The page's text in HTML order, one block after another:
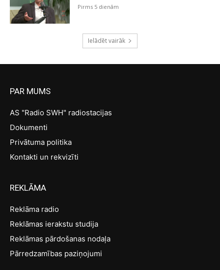
Pirms 5 dienām
Ielādēt vairāk
PAR MUMS
AS "Radio SWH" radiostacijas
Dokumenti
Privātuma politika
Kontakti un rekvizīti
REKLĀMA
Reklāma radio
Reklāmas ierakstu studija
Reklāmas pārdošanas nodaļa
Pārredzamības paziņojumi